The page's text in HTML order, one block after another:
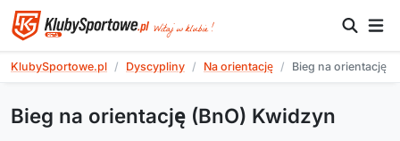
KlubySportowe.pl Dyscypliny Na orientację Bieg na orientację
Bieg na orientację (BnO) Kwidzyn